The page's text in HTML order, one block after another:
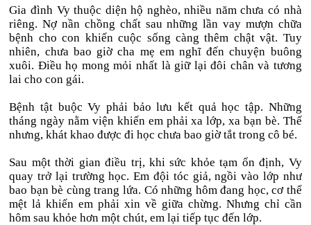
Gia đình Vy thuộc diện hộ nghèo, nhiều năm chưa có nhà
riêng. Nợ nần chồng chất sau những lần vay mượn chữa
bệnh cho con khiến cuộc sống càng thêm chật vật. Tuy
nhiên, chưa bao giờ cha mẹ em nghĩ đến chuyện buông
xuôi. Điều họ mong mỏi nhất là giữ lại đôi chân và tương
lai cho con gái.
Bệnh tật buộc Vy phải bảo lưu kết quả học tập. Những
tháng ngày nằm viện khiến em phải xa lớp, xa bạn bè. Thế
nhưng, khát khao được đi học chưa bao giờ tắt trong cô bé.
Sau một thời gian điều trị, khi sức khỏe tạm ổn định, Vy
quay trở lại trường học. Em đội tóc giả, ngồi vào lớp như
bao bạn bè cùng trang lứa. Có những hôm đang học, cơ thể
mệt lả khiến em phải xin về giữa chừng. Nhưng chỉ cần
hôm sau khỏe hơn một chút, em lại tiếp tục đến lớp.